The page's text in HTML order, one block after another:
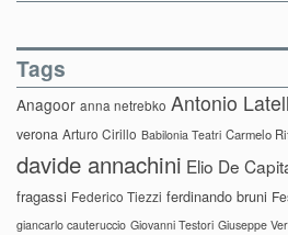
Tags
Anagoor anna netrebko Antonio
verona Arturo Cirillo Babilonia Teatri Carmelo
davide annachini Elio De
fragassi Federico Tiezzi ferdinando bruni
giancarlo cauteruccio Giovanni Testori Giuseppe